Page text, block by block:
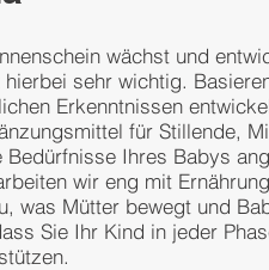
wächst und
hierbei sehr wichtig.
Erkenntnissen
für Stillende,
Bedürfnisse Ihres Babys
wir eng mit
was Mütter bewegt und
Sie Ihr Kind in jeder